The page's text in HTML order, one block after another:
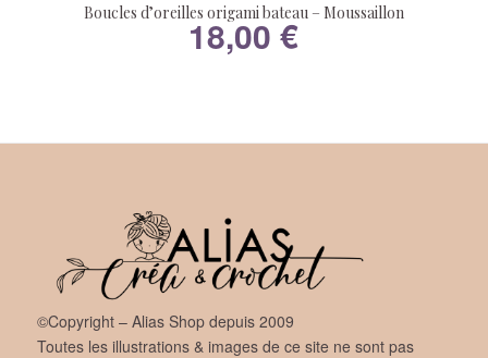
Boucles d’oreilles origami bateau – Moussaillon
18,00€
©Copyright – Alias Shop depuis 2009
Toutes les illustrations & images de ce site ne sont pas